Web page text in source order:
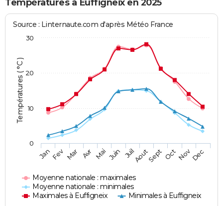
Températures à Euffigneix en 2025
Températures ( °C )
Source : Linternaute.com d'après Météo France
Moyenne nationale : maximales
Moyenne nationale : minimales
Maximales à Euffigneix
Minimales à Euffigneix
JanFev Mar Avr Mai Juin JuilAoutSept OctNovDec
0
10
20
30